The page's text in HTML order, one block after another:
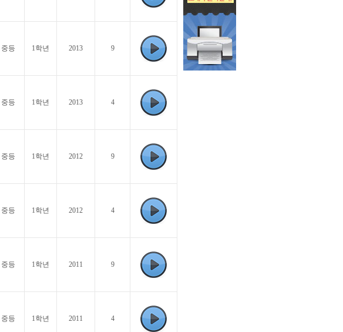
중등 1학년 2013 9
중등 1학년 2013 4
중등 1학년 2012 9
중등 1학년 2012 4
중등 1학년 2011 9
중등 1학년 2011 4